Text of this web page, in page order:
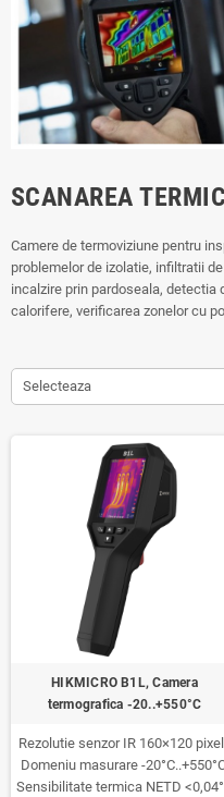
SCANAREA
Camere de termoviziune pentru
problemelor de izolatie, infiltratii
incalzire prin pardoseala, detectia
calorifere, verificarea zonelor cu
Selecteaza
HIKMICRO B1L, Camera
termografica -20..+550°C
Rezolutie senzor IR 160×120
Domeniu masurare -
Sensibilitate termica NETD